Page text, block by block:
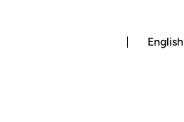
English